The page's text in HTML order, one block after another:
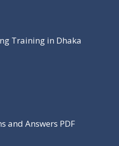
Training in Dhaka
and Answers PDF